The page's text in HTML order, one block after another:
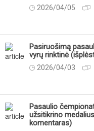
2026/04/05
Pasiruošimą
vyrų rinktinė
2026/04/03
Pasaulio
užsitikrino
komentaras)